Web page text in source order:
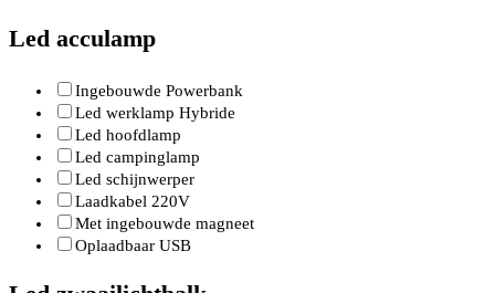
Led acculamp
Ingebouwde Powerbank
Led werklamp Hybride
Led hoofdlamp
Led campinglamp
Led schijnwerper
Laadkabel 220V
Met ingebouwde magneet
Oplaadbaar USB